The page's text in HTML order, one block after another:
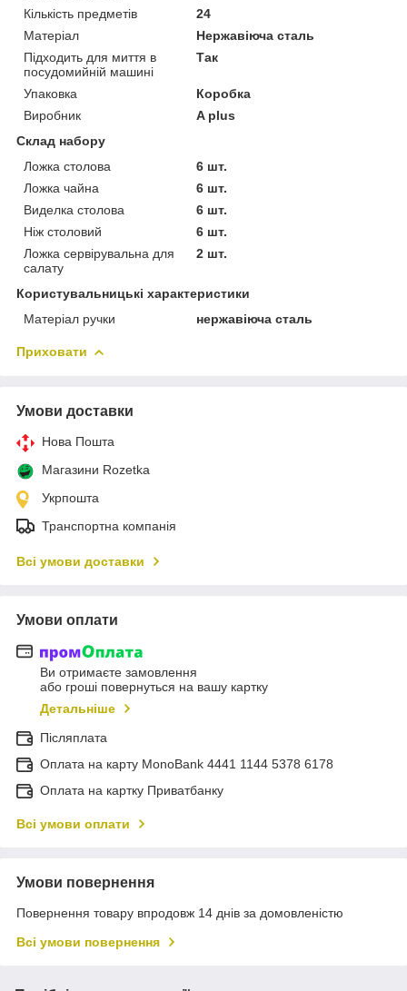
Кількість предметів
24
Матеріал
Нержавіюча сталь
Підходить для миття в
посудомийній машині
Так
Упаковка
Коробка
Виробник
A plus
Склад набору
Ложка столова
6 шт.
Ложка чайна
6 шт.
Виделка столова
6 шт.
Ніж столовий
6 шт.
Ложка сервірувальна для
салату
2 шт.
Користувальницькі характеристики
Матеріал ручки
нержавіюча сталь
Приховати
Умови доставки
Нова Пошта
Магазини Rozetka
Укрпошта
Транспортна компанія
Всі умови доставки
Умови оплати
Ви отримаєте замовлення
або гроші повернуться на вашу картку
Детальніше
Післяплата
Оплата на карту MonoBank 4441 1144 5378 6178
Оплата на картку Приватбанку
Всі умови оплати
Умови повернення
Повернення товару впродовж 14 днів за домовленістю
Всі умови повернення